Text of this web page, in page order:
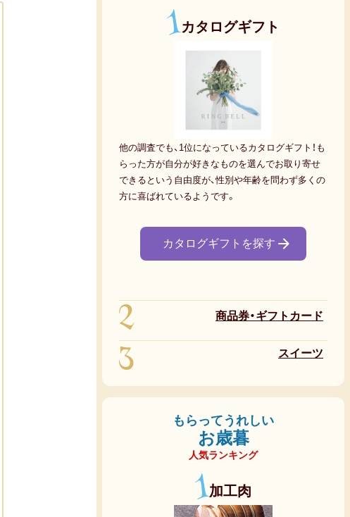
1カタログギフト
他の調査でも、1位になっているカタログギフト！も
らった方が自分が好きなものを選んでお取り寄せ
できるという自由度が、性別や年齢を問わず多くの
方に喜ばれているようです。
カタログギフトを探す
2 商品券・ギフトカード
3 スイーツ
もらってうれしい
お歳暮
人気ランキング
1加工肉